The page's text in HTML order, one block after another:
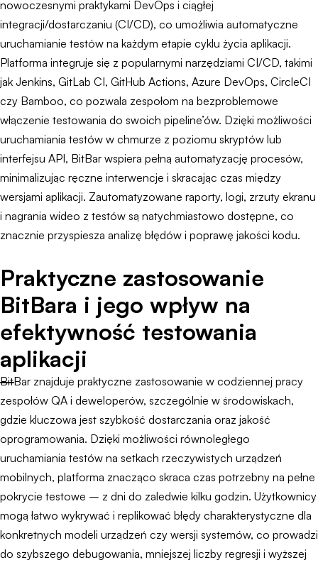
nowoczesnymi praktykami DevOps i ciągłej
integracji/dostarczaniu (CI/CD), co umożliwia automatyczne
uruchamianie testów na każdym etapie cyklu życia aplikacji.
Platforma integruje się z popularnymi narzędziami CI/CD, takimi
jak Jenkins, GitLab CI, GitHub Actions, Azure DevOps, CircleCI
czy Bamboo, co pozwala zespołom na bezproblemowe
włączenie testowania do swoich pipeline’ów. Dzięki możliwości
uruchamiania testów w chmurze z poziomu skryptów lub
interfejsu API, BitBar wspiera pełną automatyzację procesów,
minimalizując ręczne interwencje i skracając czas między
wersjami aplikacji. Zautomatyzowane raporty, logi, zrzuty ekranu
i nagrania wideo z testów są natychmiastowo dostępne, co
znacznie przyspiesza analizę błędów i poprawę jakości kodu.
Praktyczne zastosowanie
BitBara i jego wpływ na
efektywność testowania
aplikacji
BitBar znajduje praktyczne zastosowanie w codziennej pracy
zespołów QA i deweloperów, szczególnie w środowiskach,
gdzie kluczowa jest szybkość dostarczania oraz jakość
oprogramowania. Dzięki możliwości równoległego
uruchamiania testów na setkach rzeczywistych urządzeń
mobilnych, platforma znacząco skraca czas potrzebny na pełne
pokrycie testowe – z dni do zaledwie kilku godzin. Użytkownicy
mogą łatwo wykrywać i replikować błędy charakterystyczne dla
konkretnych modeli urządzeń czy wersji systemów, co prowadzi
do szybszego debugowania, mniejszej liczby regresji i wyższej